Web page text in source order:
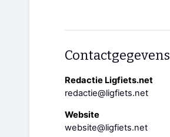
Contactgegevens
Redactie Ligfiets.net
redactie@ligfiets.net
Website
website@ligfiets.net